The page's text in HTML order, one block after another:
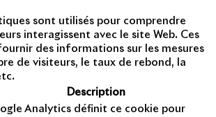
sont utilisés pour comprendre
interagissent avec le site Web. Ces
des informations sur les mesures
de visiteurs, le taux de rebond, la
Description
Analytics définit ce cookie pour